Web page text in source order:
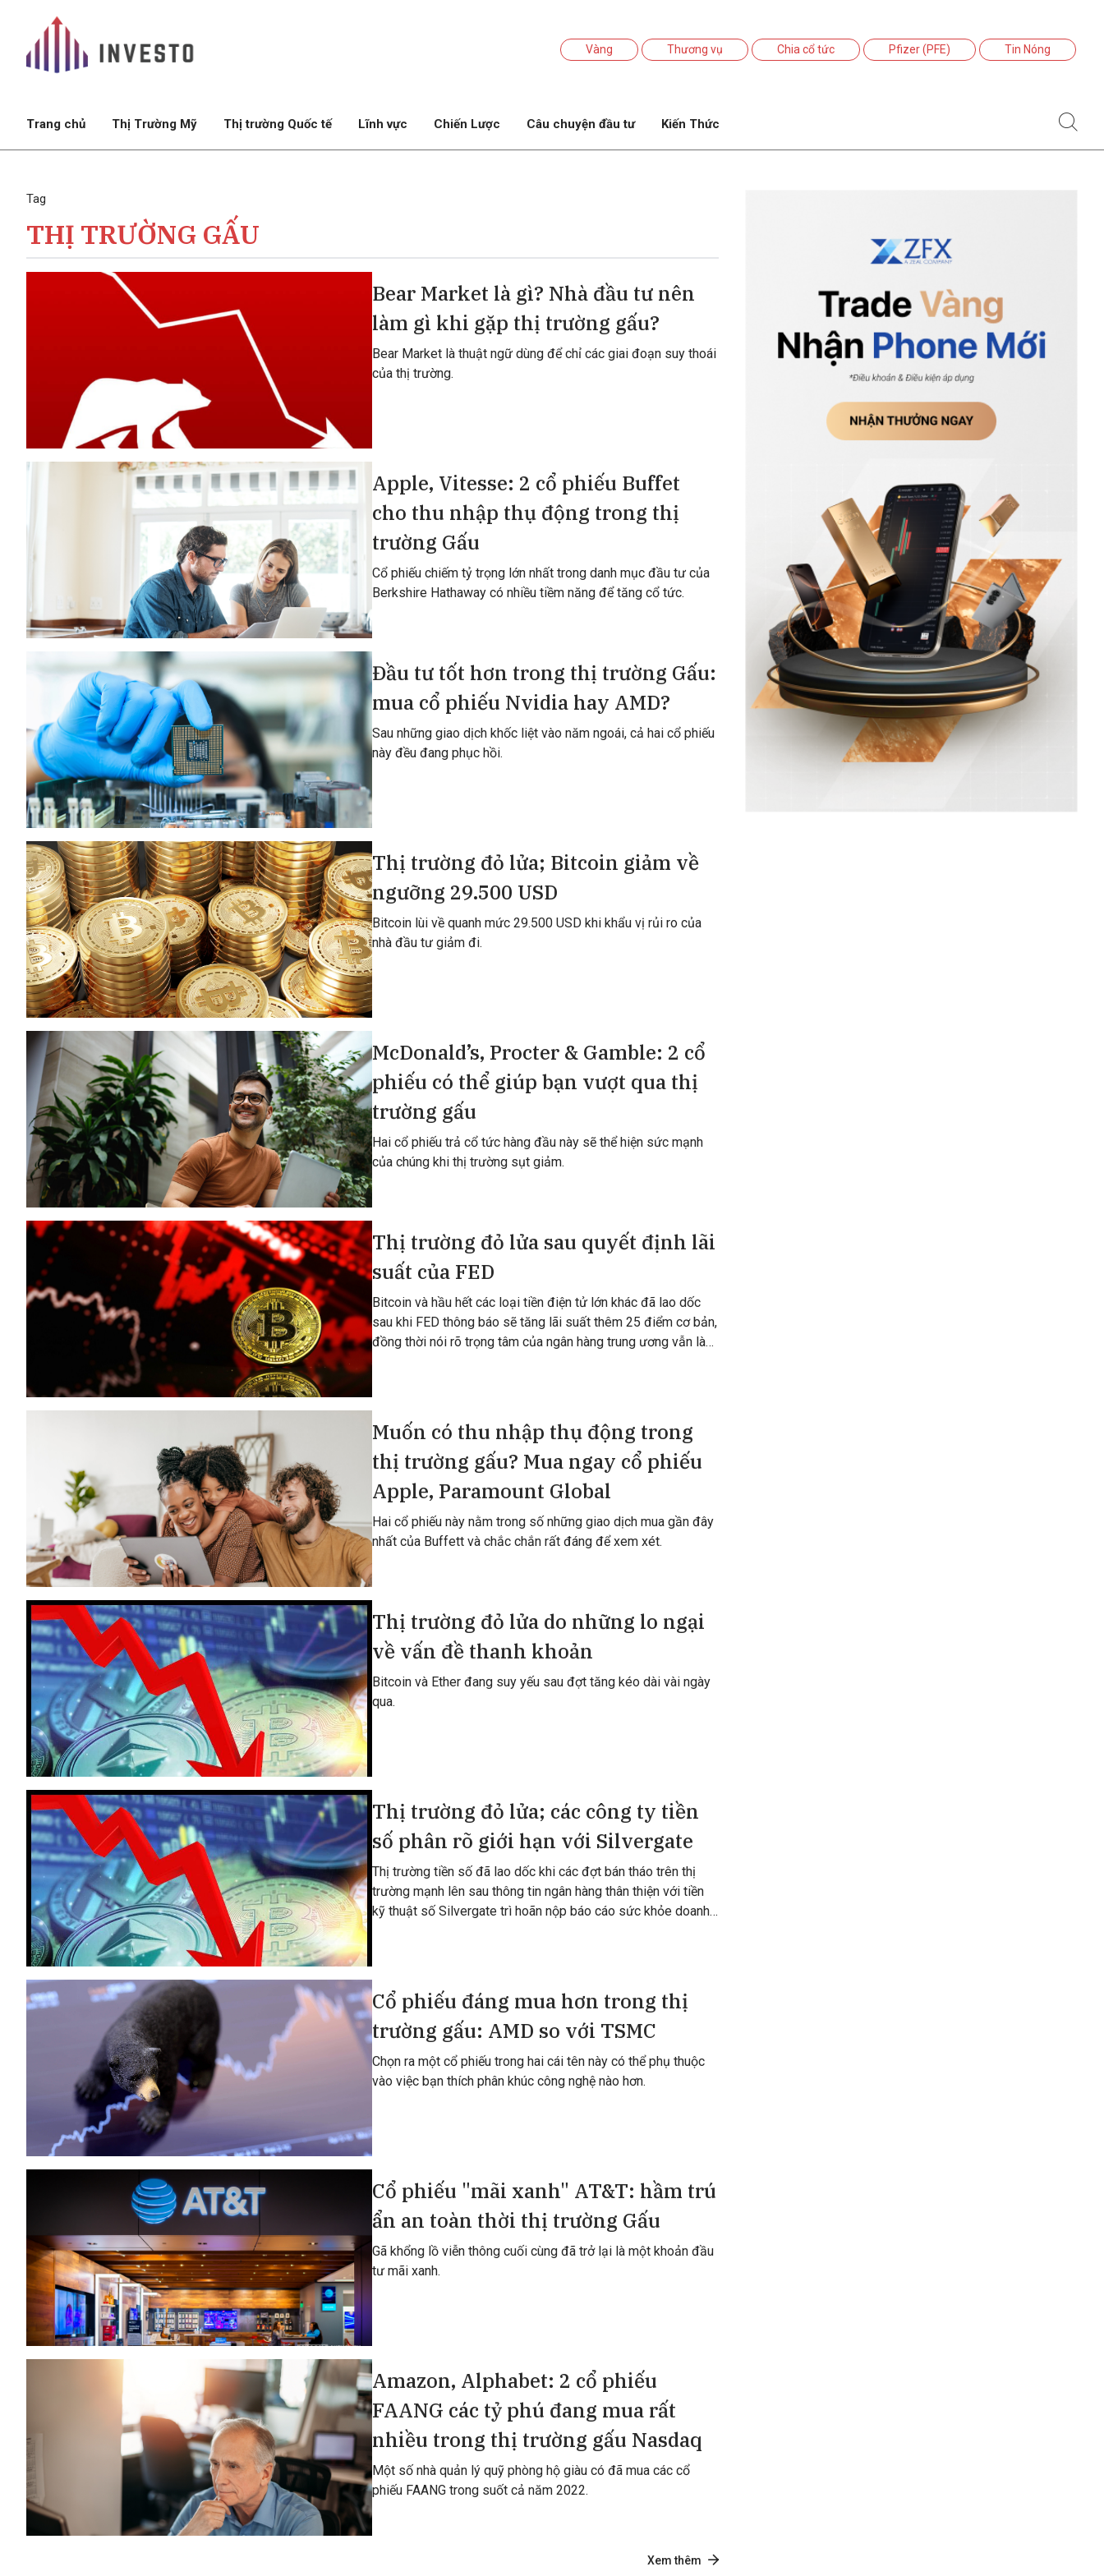
Vàng Thương vụ Chia cổ tức Pfizer (PFE) Tin Nóng
Trang chủ Thị Trường Mỹ Thị trường Quốc tế Lĩnh vực Chiến Lược Câu chuyện đầu tư Kiến Thức
Tag
THỊ TRƯỜNG GẤU
Bear Market là gì? Nhà đầu tư nên
làm gì khi gặp thị trường gấu?
Bear Market là thuật ngữ dùng để chỉ các giai đoạn suy thoái
của thị trường.
Apple, Vitesse: 2 cổ phiếu Buffet
cho thu nhập thụ động trong thị
trường Gấu
Cổ phiếu chiếm tỷ trọng lớn nhất trong danh mục đầu tư của
Berkshire Hathaway có nhiều tiềm năng để tăng cổ tức.
Đầu tư tốt hơn trong thị trường Gấu:
mua cổ phiếu Nvidia hay AMD?
Sau những giao dịch khốc liệt vào năm ngoái, cả hai cổ phiếu
này đều đang phục hồi.
Thị trường đỏ lửa; Bitcoin giảm về
ngưỡng 29.500 USD
Bitcoin lùi về quanh mức 29.500 USD khi khẩu vị rủi ro của
nhà đầu tư giảm đi.
McDonald’s, Procter & Gamble: 2 cổ
phiếu có thể giúp bạn vượt qua thị
trường gấu
Hai cổ phiếu trả cổ tức hàng đầu này sẽ thể hiện sức mạnh
của chúng khi thị trường sụt giảm.
Thị trường đỏ lửa sau quyết định lãi
suất của FED
Bitcoin và hầu hết các loại tiền điện tử lớn khác đã lao dốc
sau khi FED thông báo sẽ tăng lãi suất thêm 25 điểm cơ bản,
đồng thời nói rõ trọng tâm của ngân hàng trung ương vẫn là
Muốn có thu nhập thụ động trong
thị trường gấu? Mua ngay cổ phiếu
Apple, Paramount Global
Hai cổ phiếu này nằm trong số những giao dịch mua gần đây
nhất của Buffett và chắc chắn rất đáng để xem xét.
Thị trường đỏ lửa do những lo ngại
về vấn đề thanh khoản
Bitcoin và Ether đang suy yếu sau đợt tăng kéo dài vài ngày
qua.
Thị trường đỏ lửa; các công ty tiền
số phân rõ giới hạn với Silvergate
Thị trường tiền số đã lao dốc khi các đợt bán tháo trên thị
trường mạnh lên sau thông tin ngân hàng thân thiện với tiền
kỹ thuật số Silvergate trì hoãn nộp báo cáo sức khỏe doanh
Cổ phiếu đáng mua hơn trong thị
trường gấu: AMD so với TSMC
Chọn ra một cổ phiếu trong hai cái tên này có thể phụ thuộc
vào việc bạn thích phân khúc công nghệ nào hơn.
Cổ phiếu "mãi xanh" AT&T: hầm trú
ẩn an toàn thời thị trường Gấu
Gã khổng lồ viễn thông cuối cùng đã trở lại là một khoản đầu
tư mãi xanh.
Amazon, Alphabet: 2 cổ phiếu
FAANG các tỷ phú đang mua rất
nhiều trong thị trường gấu Nasdaq
Một số nhà quản lý quỹ phòng hộ giàu có đã mua các cổ
phiếu FAANG trong suốt cả năm 2022.
Xem thêm